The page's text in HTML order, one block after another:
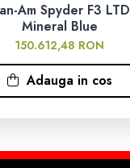
Am Spyder F3 LTD
Mineral Blue
150.612,48 RON
Adauga in cos